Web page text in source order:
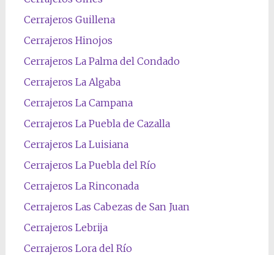
Cerrajeros Guillena
Cerrajeros Hinojos
Cerrajeros La Palma del Condado
Cerrajeros La Algaba
Cerrajeros La Campana
Cerrajeros La Puebla de Cazalla
Cerrajeros La Luisiana
Cerrajeros La Puebla del Río
Cerrajeros La Rinconada
Cerrajeros Las Cabezas de San Juan
Cerrajeros Lebrija
Cerrajeros Lora del Río